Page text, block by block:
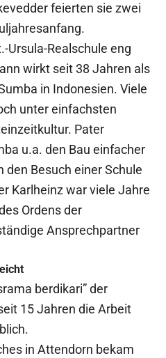
feierten sie zwei
Ursula-Realschule eng
wirkt seit 38 Jahren als
in Indonesien. Viele
unter einfachsten
Pater
u.a. den Bau einfacher
den Besuch einer Schule
Karlheinz war viele Jahre
Ordens der
Ansprechpartner
berdikari” der
15 Jahren die Arbeit
in Attendorn bekam